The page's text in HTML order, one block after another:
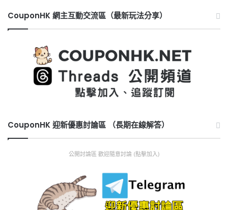
CouponHK 網主互動交流區（最新玩法分享）
CouponHK 迎新優惠討論區 （長期在線解答）
公開討論區 歡迎隨意討論 (點擊加入)